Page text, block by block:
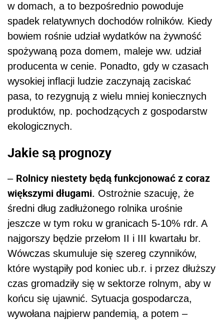
w domach, a to bezpośrednio powoduje
spadek relatywnych dochodów rolników. Kiedy
bowiem rośnie udział wydatków na żywność
spożywaną poza domem, maleje ww. udział
producenta w cenie. Ponadto, gdy w czasach
wysokiej inflacji ludzie zaczynają zaciskać
pasa, to rezygnują z wielu mniej koniecznych
produktów, np. pochodzących z gospodarstw
ekologicznych.
Jakie są prognozy
– Rolnicy niestety będą funkcjonować z coraz
większymi długami. Ostrożnie szacuję, że
średni dług zadłużonego rolnika urośnie
jeszcze w tym roku w granicach 5-10% rdr. A
najgorszy będzie przełom II i III kwartału br.
Wówczas skumuluje się szereg czynników,
które wystąpiły pod koniec ub.r. i przez dłuższy
czas gromadziły się w sektorze rolnym, aby w
końcu się ujawnić. Sytuacja gospodarcza,
wywołana najpierw pandemią, a potem –